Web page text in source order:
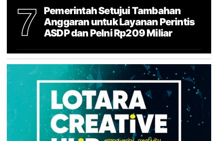
7
Pemerintah Setujui Tambahan
Anggaran untuk Layanan Perintis
ASDP dan Pelni Rp209 Miliar